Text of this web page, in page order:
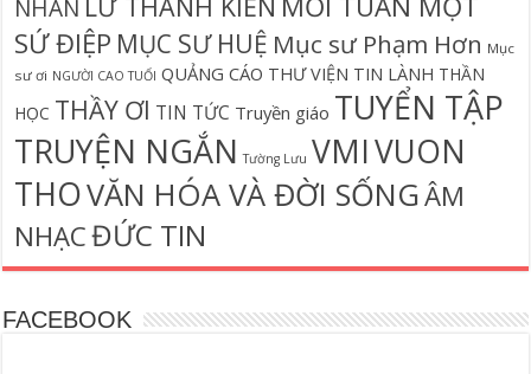
NHÂN
SỨ ĐIỆP MỤC SƯ HUỆ Mục sư Phạm Hơn Mục
sư ơi NGƯỜI CAO TUỔI QUẢNG CÁO THƯ VIỆN TIN LÀNH THẦN
HỌC THẦY ƠI TIN TỨC Truyền giáo TUYỂN TẬP
TRUYỆN NGẮN Tường Lưu VMIVUON
THOVĂN HÓA VÀ ĐỜI SỐNGÂM
NHẠCĐỨC TIN
FACEBOOK